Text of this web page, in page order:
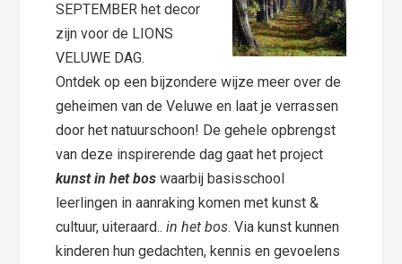
SEPTEMBER het decor
zijn voor de LIONS
VELUWE DAG.
Ontdek op een bijzondere wijze meer over de
geheimen van de Veluwe en laat je verrassen
door het natuurschoon! De gehele opbrengst
van deze inspirerende dag gaat het project
kunst in het bos waarbij basisschool
leerlingen in aanraking komen met kunst &
cultuur, uiteraard..in het bos. Via kunst kunnen
kinderen hun gedachten, kennis en gevoelens